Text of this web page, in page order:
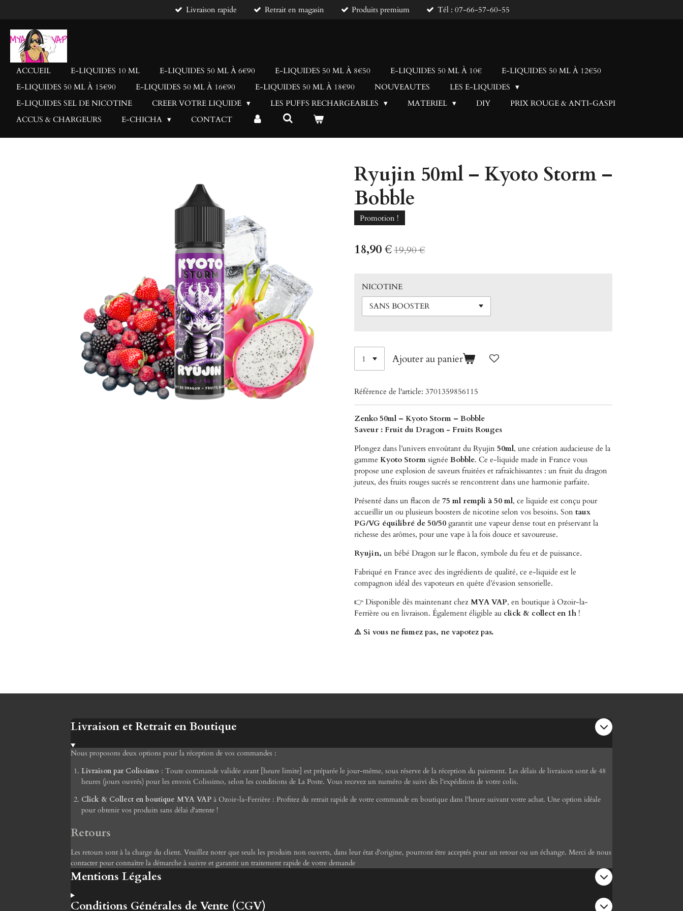
contenu
principal
Livraison rapide Retrait en magasin Produits premium Tél : 07-66-57-60-55
ACCUEIL E-LIQUIDES 10 ML E-LIQUIDES 50 ML À 6€90 E-LIQUIDES 50 ML À 8€50 E-LIQUIDES 50 ML À 10€
E-LIQUIDES 50 ML À 12€50
E-LIQUIDES 50 ML À 15€90
E-LIQUIDES 50 ML À 16€90 E-LIQUIDES 50 ML À 18€90 NOUVEAUTES
LES E-LIQUIDES
E-LIQUIDES SEL DE NICOTINE
CREER VOTRE LIQUIDE LES PUFFS RECHARGEABLES MATERIEL DIY
PRIX ROUGE & ANTI-GASPI
ACCUS & CHARGEURS
E-CHICHA CONTACT
Ryujin 50ml – Kyoto Storm –
Bobble
Promotion !
18,90 €19,90 €
NICOTINE
Ajouter au panier
Référence de l'article: 3701359856115
Zenko 50ml – Kyoto Storm – Bobble
Saveur : Fruit du Dragon - Fruits Rouges
Plongez dans l’univers envoûtant du Ryujin 50ml, une création audacieuse de la
gamme Kyoto Storm signée Bobble. Ce e-liquide made in France vous
propose une explosion de saveurs fruitées et rafraîchissantes : un fruit du dragon
juteux, des fruits rouges sucrés se rencontrent dans une harmonie parfaite.
Présenté dans un flacon de 75 ml rempli à 50 ml, ce liquide est conçu pour
accueillir un ou plusieurs boosters de nicotine selon vos besoins. Son taux
PG/VG équilibré de 50/50 garantit une vapeur dense tout en préservant la
richesse des arômes, pour une vape à la fois douce et savoureuse.
Ryujin, un bébé Dragon sur le flacon, symbole du feu et de puissance.
Fabriqué en France avec des ingrédients de qualité, ce e-liquide est le
compagnon idéal des vapoteurs en quête d’évasion sensorielle.
👉 Disponible dès maintenant chez MYA VAP, en boutique à Ozoir-la-
Ferrière ou en livraison. Également éligible au click & collect en 1h !
⚠️ Si vous ne fumez pas, ne vapotez pas.
Livraison et Retrait en Boutique
Nous proposons deux options pour la réception de vos commandes :
Livraison par Colissimo : Toute commande validée avant [heure limite] est préparée le jour-même, sous réserve de la réception du paiement. Les délais de livraison sont de 48
heures (jours ouvrés) pour les envois Colissimo, selon les conditions de La Poste. Vous recevez un numéro de suivi dès l'expédition de votre colis.
Click & Collect en boutique MYA VAP à Ozoir-la-Ferrière : Profitez du retrait rapide de votre commande en boutique dans l'heure suivant votre achat. Une option idéale
pour obtenir vos produits sans délai d'attente !
Retours
Les retours sont à la charge du client. Veuillez noter que seuls les produits non ouverts, dans leur état d'origine, pourront être acceptés pour un retour ou un échange. Merci de nous
contacter pour connaître la démarche à suivre et garantir un traitement rapide de votre demande
Mentions Légales
Conditions Générales de Vente (CGV)